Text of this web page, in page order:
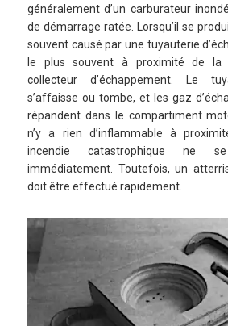
généralement d’un carburateur
de démarrage ratée. Lorsqu’il se
souvent causé par une tuyauterie
le plus souvent à proximité de la
collecteur d’échappement. Le
s’affaisse ou tombe, et les gaz
répandent dans le compartiment
n’y a rien d’inflammable à
incendie catastrophique ne
immédiatement. Toutefois, un
doit être effectué rapidement.